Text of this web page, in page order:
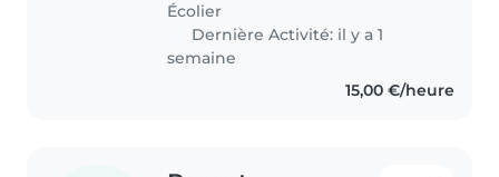
Écolier
Dernière Activité: il y a 1
semaine
15,00 €/heure